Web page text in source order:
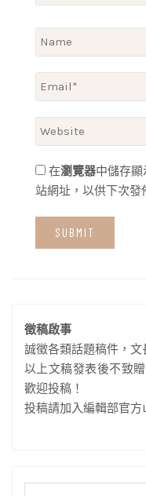
在瀏覽器中儲存
站網址，以供下次發
徵稿啟事
誠徵各類話題稿件，文
以上文稿發表後不致
歡迎投稿！
投稿請加入編輯部官